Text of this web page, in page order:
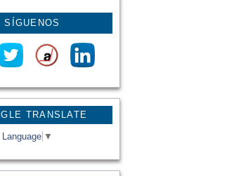
TRANSLATE
▼
SÍGUENOS